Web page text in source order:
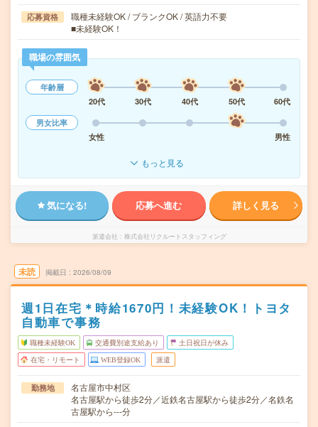
応募資格
職種未経験OK / ブランクOK / 英語力不要
■未経験OK！
職場の雰囲気
年齢層
20代
30代 40代 50代
60代
男女比率
女性
男性
もっと見る
気になる! 応募へ進む 詳しく見る
派遣会社 株式会社リクルートスタッフィング
未読 掲載日 2026/08/09
週1日在宅＊時給1670円！未経験OK！トヨタ
自動車で事務
職種未経験OK 交通費別途支給あり 土日祝日が休み
在宅・リモート WEB登録OK 派遣
勤務地
名古屋市中村区
名古屋駅から徒歩2分／近鉄名古屋駅から徒歩2分／名鉄名
古屋駅から---分